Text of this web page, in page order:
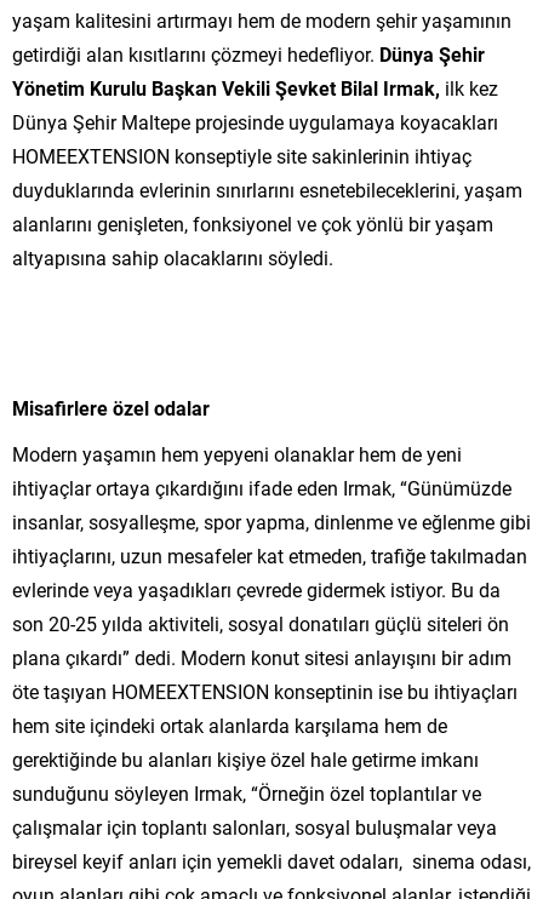
yaşam kalitesini artırmayı hem de modern şehir yaşamının
getirdiği alan kısıtlarını çözmeyi hedefliyor. Dünya Şehir
Yönetim Kurulu Başkan Vekili Şevket Bilal Irmak, ilk kez
Dünya Şehir Maltepe projesinde uygulamaya koyacakları
HOMEEXTENSION konseptiyle site sakinlerinin ihtiyaç
duyduklarında evlerinin sınırlarını esnetebileceklerini, yaşam
alanlarını genişleten, fonksiyonel ve çok yönlü bir yaşam
altyapısına sahip olacaklarını söyledi.
Misafirlere özel odalar
Modern yaşamın hem yepyeni olanaklar hem de yeni
ihtiyaçlar ortaya çıkardığını ifade eden Irmak, “Günümüzde
insanlar, sosyalleşme, spor yapma, dinlenme ve eğlenme gibi
ihtiyaçlarını, uzun mesafeler kat etmeden, trafiğe takılmadan
evlerinde veya yaşadıkları çevrede gidermek istiyor. Bu da
son 20-25 yılda aktiviteli, sosyal donatıları güçlü siteleri ön
plana çıkardı” dedi. Modern konut sitesi anlayışını bir adım
öte taşıyan HOMEEXTENSION konseptinin ise bu ihtiyaçları
hem site içindeki ortak alanlarda karşılama hem de
gerektiğinde bu alanları kişiye özel hale getirme imkanı
sunduğunu söyleyen Irmak, “Örneğin özel toplantılar ve
çalışmalar için toplantı salonları, sosyal buluşmalar veya
bireysel keyif anları için yemekli davet odaları, sinema odası,